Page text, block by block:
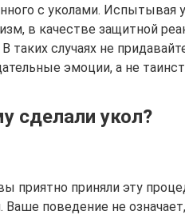
с уколами. Испытывая
в качестве защитной
таких случаях не
эмоции, а не
сделали укол?
приятно приняли эту
Ваше поведение не